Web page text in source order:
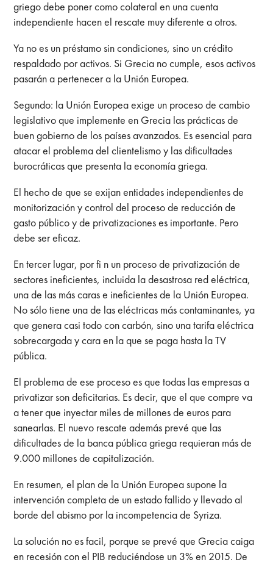
griego debe poner como colateral en una cuenta
independiente hacen el rescate muy diferente a otros.
Ya no es un préstamo sin condiciones, sino un crédito
respaldado por activos. Si Grecia no cumple, esos activos
pasarán a pertenecer a la Unión Europea.
Segundo: la Unión Europea exige un proceso de cambio
legislativo que implemente en Grecia las prácticas de
buen gobierno de los países avanzados. Es esencial para
atacar el problema del clientelismo y las dificultades
burocráticas que presenta la economía griega.
El hecho de que se exijan entidades independientes de
monitorización y control del proceso de reducción de
gasto público y de privatizaciones es importante. Pero
debe ser eficaz.
En tercer lugar, por fi n un proceso de privatización de
sectores ineficientes, incluida la desastrosa red eléctrica,
una de las más caras e ineficientes de la Unión Europea.
No sólo tiene una de las eléctricas más contaminantes, ya
que genera casi todo con carbón, sino una tarifa eléctrica
sobrecargada y cara en la que se paga hasta la TV
pública.
El problema de ese proceso es que todas las empresas a
privatizar son deficitarias. Es decir, que el que compre va
a tener que inyectar miles de millones de euros para
sanearlas. El nuevo rescate además prevé que las
dificultades de la banca pública griega requieran más de
9.000 millones de capitalización.
En resumen, el plan de la Unión Europea supone la
intervención completa de un estado fallido y llevado al
borde del abismo por la incompetencia de Syriza.
La solución no es facil, porque se prevé que Grecia caiga
en recesión con el PIB reduciéndose un 3% en 2015. De